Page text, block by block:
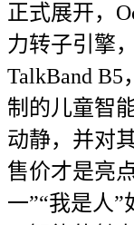
正式展开，
力转子引擎
TalkBand
制的儿童智
动静，并对
售价才是亮
一”“我是人